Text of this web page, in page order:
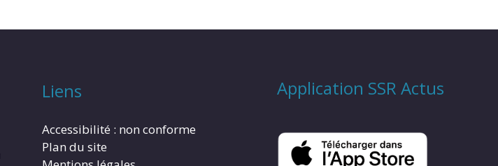
Liens
Accessibilité : non conforme
Plan du site
Application SSR Actus